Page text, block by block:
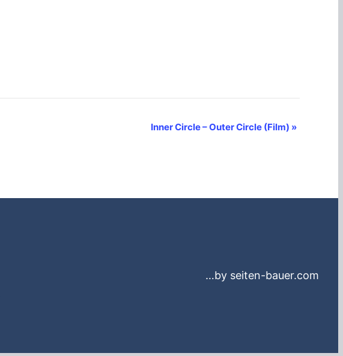
Inner Circle – Outer Circle (Film) »
…by seiten-bauer.com